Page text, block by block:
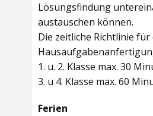
Lösungsfindung
austauschen können.
Die zeitliche Richtlinie für
1. u. 2. Klasse max. 30
3. u 4. Klasse max. 60
Ferien